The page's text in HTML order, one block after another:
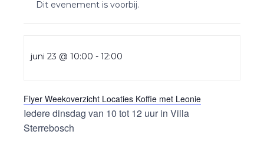
Dit evenement is voorbij.
juni 23 @ 10:00 -12:00
Flyer Weekoverzicht Locaties Koffie met Leonie
Iedere dinsdag van 10 tot 12 uur in Villa
Sterrebosch